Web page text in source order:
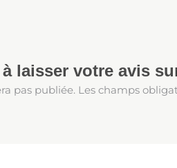
laisser votre avis
pas publiée. Les champs